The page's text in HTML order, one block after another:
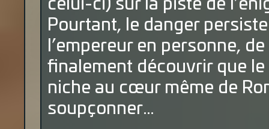
celui-ci) sur la piste de
Pourtant, le danger
l’empereur en personne,
finalement découvrir que
niche au cœur même de
soupçonner…